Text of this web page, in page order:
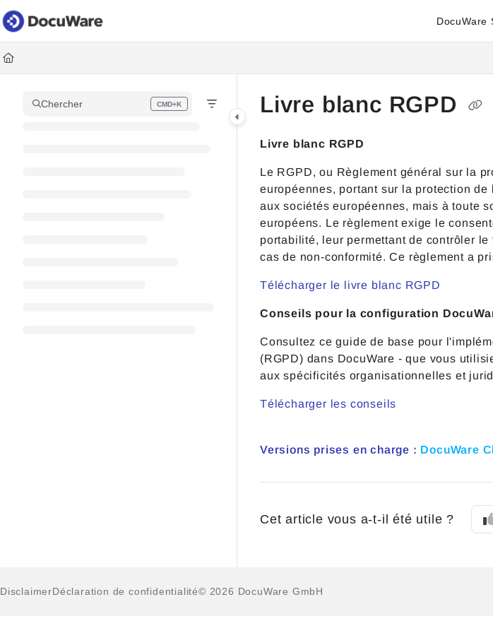
Documentation Index
Fetch the complete documentation index at:
Use this file to discover all available pages before exploring further.
DocuWare
Chercher CMD+K
Press CMD+K to open search Livre blanc RGPD
Livre blanc RGPD
Le RGPD, ou Règlement général sur la
européennes, portant sur la protection
aux sociétés européennes, mais à toute
européens. Le règlement exige le
portabilité, leur permettant de contrôler
cas de non-conformité. Ce règlement a
Télécharger le livre blanc RGPD
Conseils pour la configuration
Consultez ce guide de base pour
(RGPD) dans DocuWare - que vous
aux spécificités organisationnelles et
Télécharger les conseils
Versions prises en charge : DocuWare
Cet article vous a-t-il été utile ?
DisclaimerDéclaration de confidentialité© 2026 DocuWare GmbH